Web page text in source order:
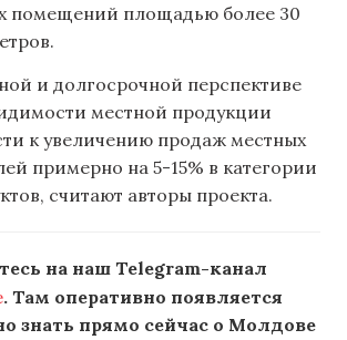
помещений площадью более 30
и долгосрочной перспективе
местной продукции
к увеличению продаж местных
примерно на 5-15% в категории
считают авторы проекта.
на наш Telegram-канал
. Там оперативно появляется
знать прямо сейчас о Молдове